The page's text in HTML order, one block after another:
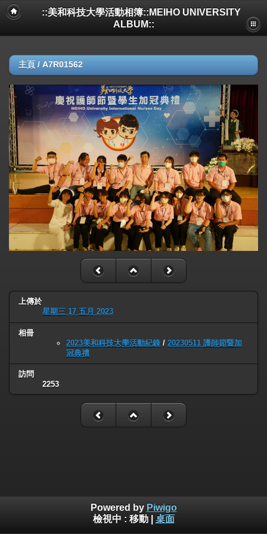
::美和科技大學活動相簿::MEIHO UNIVERSITY
ALBUM::
主頁 / A7R01562
上傳於
星期三 17 五月 2023
相冊
2023美和科技大學活動紀錄 / 20230511 護師節暨加
冠典禮
訪問
2253
Powered by Piwigo
檢視中 : 移動| 桌面